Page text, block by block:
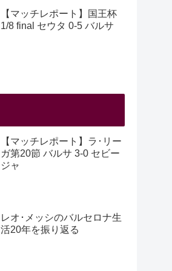
【マッチレポート】国王杯
1/8 final セウタ 0-5 バルサ
【マッチレポート】ラ･リー
ガ第20節 バルサ 3-0 セビー
ジャ
レオ･メッシのバルセロナ生
活20年を振り返る